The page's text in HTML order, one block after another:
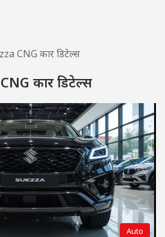
CNG कार डिटेल्स
कार डिटेल्स
Auto